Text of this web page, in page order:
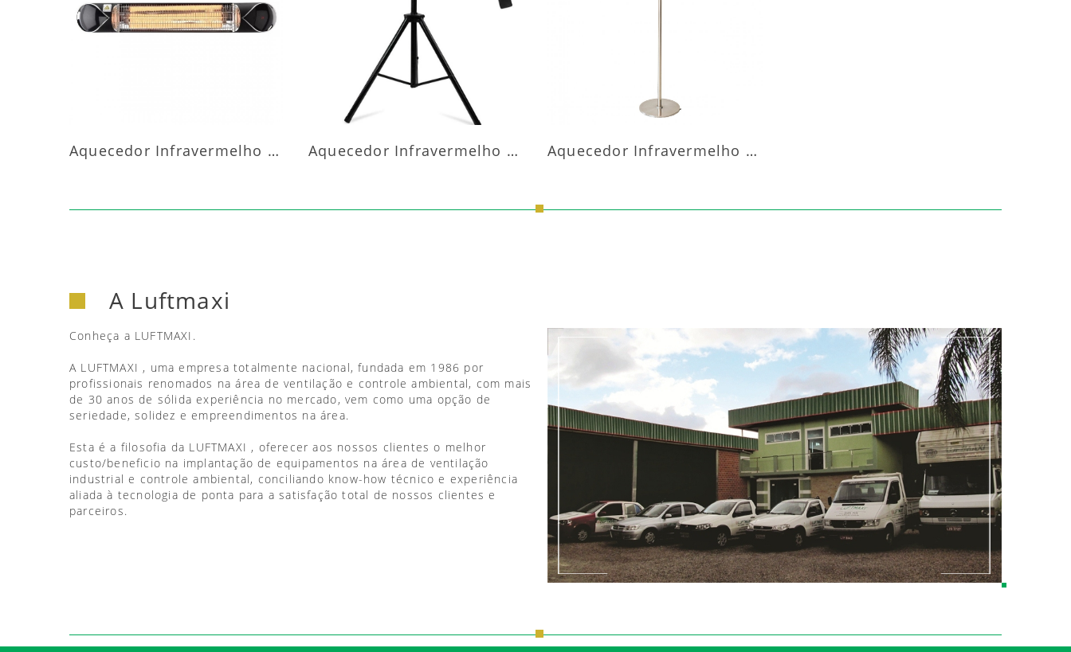
MAIS INFORMAÇÕES
Aquecedor Infravermelho Parede
MAIS INFORMAÇÕES
Aquecedor Infravermelho Pedestal Aquecedor Infravermelho Pedestal Luft-20000
A Luftmaxi
Conheça a LUFTMAXI.
A LUFTMAXI , uma empresa totalmente nacional, fundada em 1986 por
profissionais renomados na área de ventilação e controle ambiental, com mais
de 30 anos de sólida experiência no mercado, vem como uma opção de
seriedade, solidez e empreendimentos na área.
Esta é a filosofia da LUFTMAXI , oferecer aos nossos clientes o melhor
custo/beneficio na implantação de equipamentos na área de ventilação
industrial e controle ambiental, conciliando know-how técnico e experiência
aliada à tecnologia de ponta para a satisfação total de nossos clientes e
parceiros.